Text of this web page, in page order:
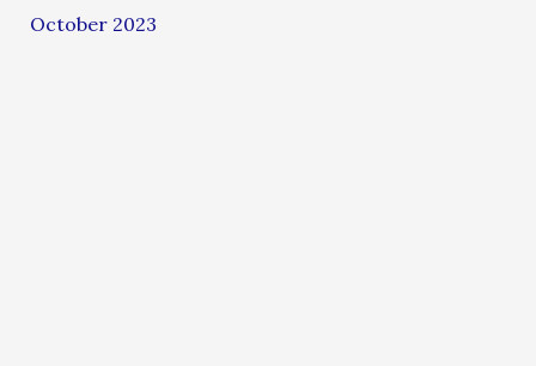
October 2023